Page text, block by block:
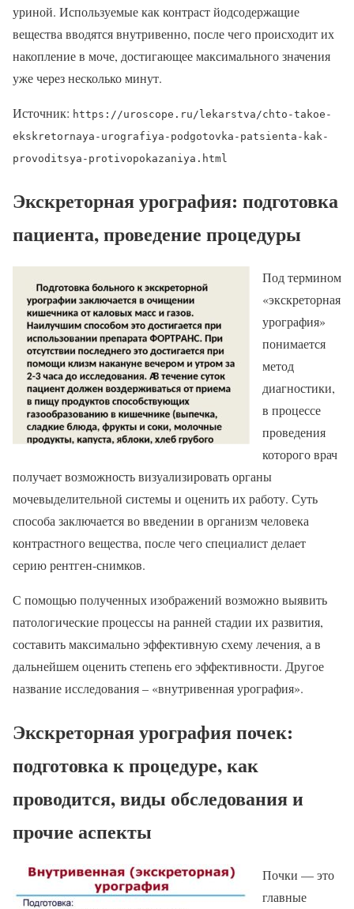
уриной. Используемые как контраст йодсодержащие
вещества вводятся внутривенно, после чего происходит их
накопление в моче, достигающее максимального значения
уже через несколько минут.
Источник: https://uroscope.ru/lekarstva/chto-takoe-
ekskretornaya-urografiya-podgotovka-patsienta-kak-
provoditsya-protivopokazaniya.html
Экскреторная урография: подготовка
пациента, проведение процедуры
Под термином
«экскреторная
урография»
понимается
метод
диагностики,
в процессе
проведения
которого врач
получает возможность визуализировать органы
мочевыделительной системы и оценить их работу. Суть
способа заключается во введении в организм человека
контрастного вещества, после чего специалист делает
серию рентген-снимков.
С помощью полученных изображений возможно выявить
патологические процессы на ранней стадии их развития,
составить максимально эффективную схему лечения, а в
дальнейшем оценить степень его эффективности. Другое
название исследования – «внутривенная урография».
Экскреторная урография почек:
подготовка к процедуре, как
проводится, виды обследования и
прочие аспекты
Почки — это
главные